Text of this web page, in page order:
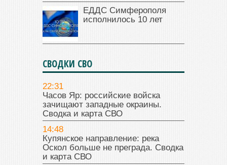
ЕДДС Симферополя
исполнилось 10 лет
СВОДКИ СВО
22:31
Часов Яр: российские войска
зачищают западные окраины.
Сводка и карта СВО
14:48
Купянское направление: река
Оскол больше не преграда. Сводка
и карта СВО